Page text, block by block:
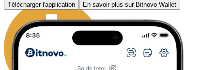
Télécharger l'application En savoir plus sur Bitnovo Wallet